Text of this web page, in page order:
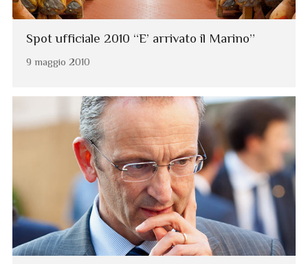
Spot ufficiale 2010 “E’ arrivato il Marino”
9 maggio 2010